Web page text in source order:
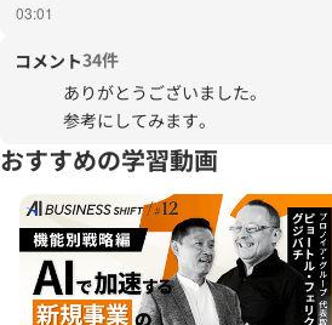
03:01
コメント34件
ありがとうございました。
参考にしてみます。
おすすめの学習動画